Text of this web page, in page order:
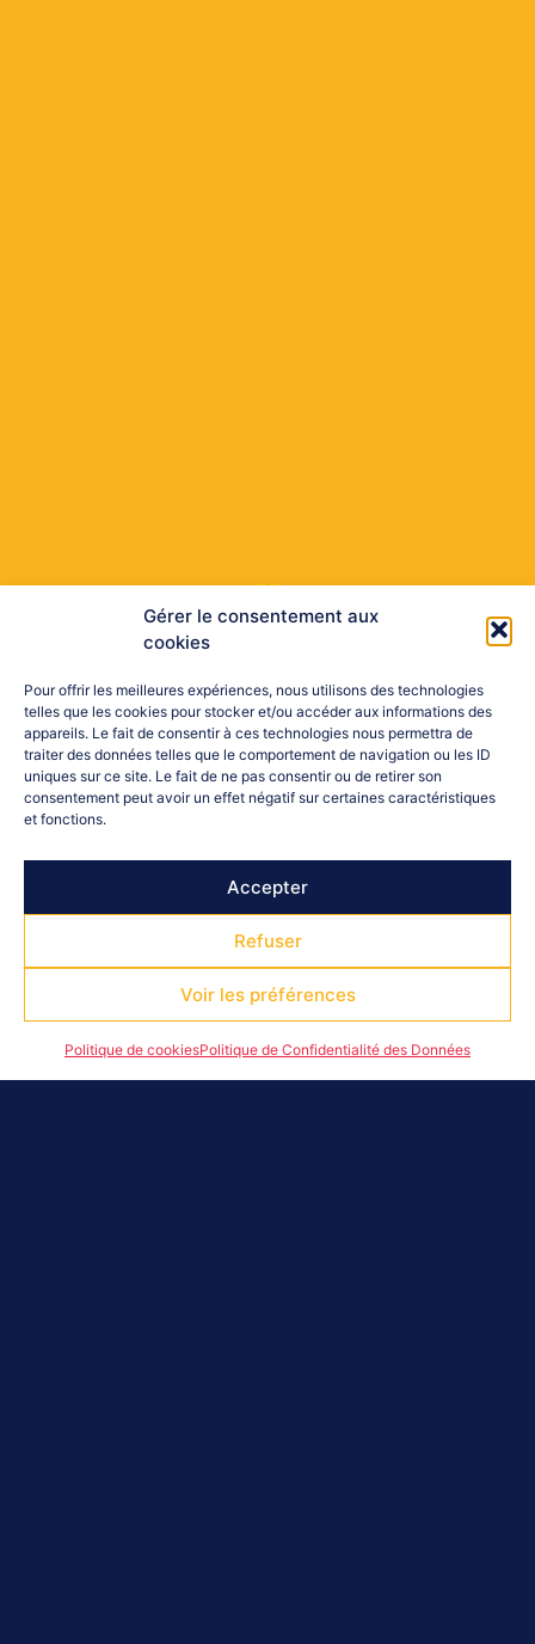
Gérer le consentement aux
cookies
Pour offrir les meilleures expériences, nous utilisons des technologies
telles que les cookies pour stocker et/ou accéder aux informations des
appareils. Le fait de consentir à ces technologies nous permettra de
traiter des données telles que le comportement de navigation ou les ID
uniques sur ce site. Le fait de ne pas consentir ou de retirer son
consentement peut avoir un effet négatif sur certaines caractéristiques
et fonctions.
Accepter
Refuser
Voir les préférences
Politique de cookiesPolitique de Confidentialité des Données